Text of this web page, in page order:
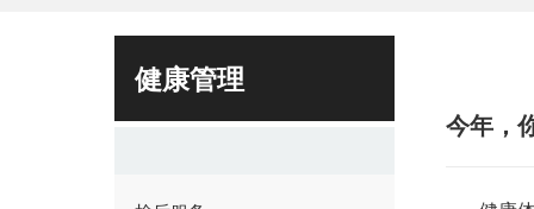
健康管理
今年，